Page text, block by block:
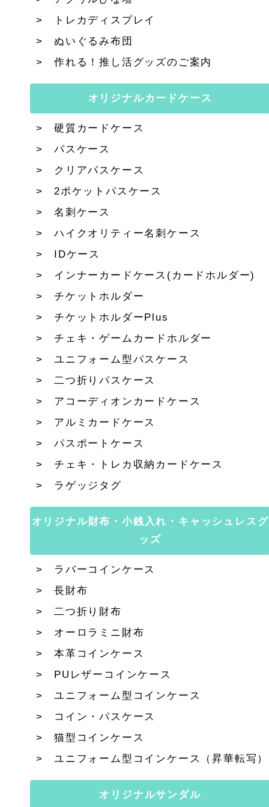
トレカディスプレイ
ぬいぐるみ布団
作れる！推し活グッズのご案内
オリジナルカードケース
硬質カードケース
パスケース
クリアパスケース
2ポケットパスケース
名刺ケース
ハイクオリティー名刺ケース
IDケース
インナーカードケース(カードホルダー)
チケットホルダー
チケットホルダーPlus
チェキ・ゲームカードホルダー
ユニフォーム型パスケース
二つ折りパスケース
アコーディオンカードケース
アルミカードケース
パスポートケース
チェキ・トレカ収納カードケース
ラゲッジタグ
オリジナル財布・小銭入れ・キャッシュレスグ
ッズ
ラバーコインケース
長財布
二つ折り財布
オーロラミニ財布
本革コインケース
PUレザーコインケース
ユニフォーム型コインケース
コイン・パスケース
猫型コインケース
ユニフォーム型コインケース（昇華転写）
オリジナルサンダル